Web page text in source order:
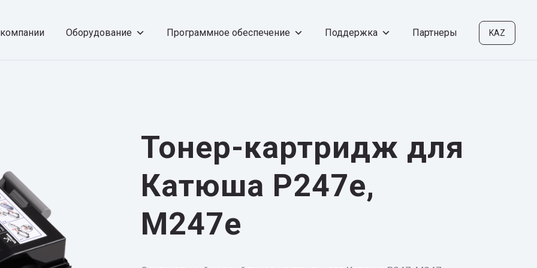
Оборудование Программное обеспечение Поддержка Партнеры KAZ
Тонер-картридж для
Катюша Р247e,
М247e